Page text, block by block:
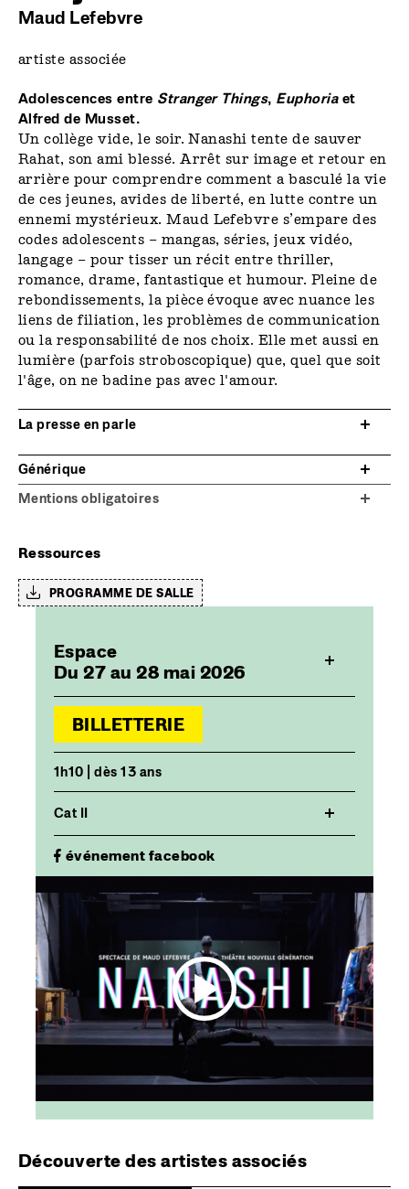
Maud Lefebvre
artiste associée
Adolescences entre Stranger Things, Euphoriaet
Alfred de Musset.
Un collège vide, le soir. Nanashi tente de sauver
Rahat, son ami blessé. Arrêt sur image et retour en
arrière pour comprendre comment a basculé la vie
de ces jeunes, avides de liberté, en lutte contre un
ennemi mystérieux. Maud Lefebvre s’empare des
codes adolescents – mangas, séries, jeux vidéo,
langage – pour tisser un récit entre thriller,
romance, drame, fantastique et humour. Pleine de
rebondissements, la pièce évoque avec nuance les
liens de filiation, les problèmes de communication
ou la responsabilité de nos choix. Elle met aussi en
lumière (parfois stroboscopique) que, quel que soit
l'âge, on ne badine pas avec l'amour.
La presse en parle
Générique
Mentions obligatoires
Ressources
PROGRAMME DE SALLE
Espace
Du 27 au 28 mai 2026
BILLETTERIE
1h10 | dès 13 ans
Cat II
événement facebook
Découverte des artistes associés